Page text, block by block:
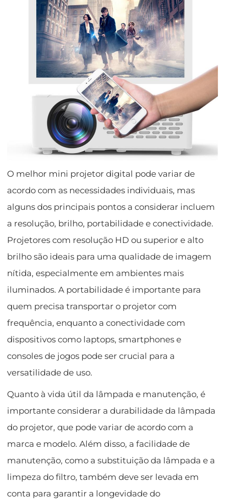
O melhor mini projetor digital pode variar de
acordo com as necessidades individuais, mas
alguns dos principais pontos a considerar incluem
a resolução, brilho, portabilidade e conectividade.
Projetores com resolução HD ou superior e alto
brilho são ideais para uma qualidade de imagem
nítida, especialmente em ambientes mais
iluminados. A portabilidade é importante para
quem precisa transportar o projetor com
frequência, enquanto a conectividade com
dispositivos como laptops, smartphones e
consoles de jogos pode ser crucial para a
versatilidade de uso.
Quanto à vida útil da lâmpada e manutenção, é
importante considerar a durabilidade da lâmpada
do projetor, que pode variar de acordo com a
marca e modelo. Além disso, a facilidade de
manutenção, como a substituição da lâmpada e a
limpeza do filtro, também deve ser levada em
conta para garantir a longevidade do